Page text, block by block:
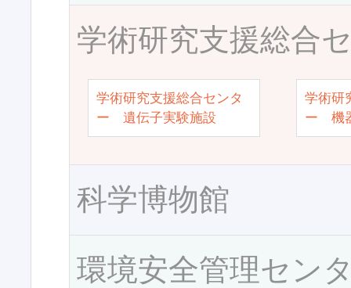
学術研究支援総合
学術研究支援総合センタ
ー 遺伝子実験施設
学術研
ー 機
科学博物館
環境安全管理セン